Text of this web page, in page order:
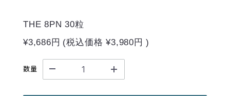
THE 8PN 30粒
¥3,686円 (税込価格¥3,980円 )
数量